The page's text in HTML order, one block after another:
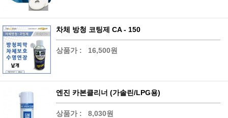
차체 방청 코팅제 CA - 150
상품가 : 16,500원
엔진 카본클리너 (가솔린/LPG용)
상품가 : 8,030원